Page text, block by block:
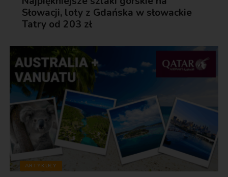
Słowacji, loty z Gdańska w słowackie
Tatry od 203 zł
ARTYKUŁY